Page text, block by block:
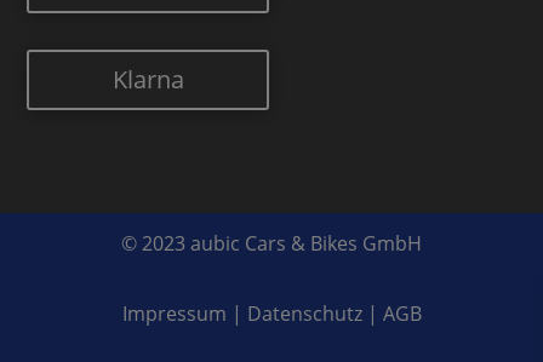
Klarna
© 2023 aubic Cars & Bikes GmbH
Impressum | Datenschutz| AGB